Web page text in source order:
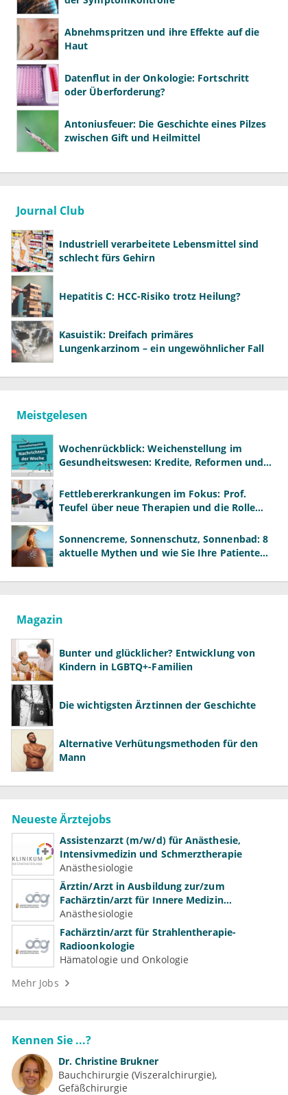
Abnehmspritzen und ihre Effekte auf die
Haut
Datenflut in der Onkologie: Fortschritt
oder Überforderung?
Antoniusfeuer: Die Geschichte eines Pilzes
zwischen Gift und Heilmittel
Journal Club
Industriell verarbeitete Lebensmittel sind
schlecht fürs Gehirn
Hepatitis C: HCC-Risiko trotz Heilung?
Kasuistik: Dreifach primäres
Lungenkarzinom – ein ungewöhnlicher Fall
Meistgelesen
Wochenrückblick: Weichenstellung im
Gesundheitswesen: Kredite, Reformen und
Fettlebererkrankungen im Fokus: Prof.
Teufel über neue Therapien und die Rolle
Sonnencreme, Sonnenschutz, Sonnenbad: 8
aktuelle Mythen und wie Sie Ihre Patienten
Magazin
Bunter und glücklicher? Entwicklung von
Kindern in LGBTQ+-Familien
Die wichtigsten Ärztinnen der Geschichte
Alternative Verhütungsmethoden für den
Mann
Neueste Ärztejobs
Assistenzarzt (m/w/d) für Anästhesie,
Intensivmedizin und Schmerztherapie
Anästhesiologie
Ärztin/Arzt in Ausbildung zur/zum
Fachärztin/arzt für Innere Medizin
(Kardiologie, Nephrologie, Intensivmedizin)
Anästhesiologie
Fachärztin/arzt für Strahlentherapie-
Radioonkologie
Hämatologie und Onkologie
Mehr Jobs
Kennen Sie ...?
Dr. Christine Brukner
Bauchchirurgie (Viszeralchirurgie)
Gefäßchirurgie